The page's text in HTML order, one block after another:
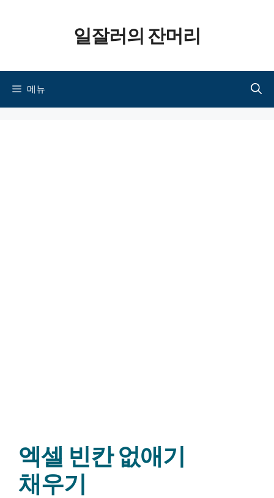
일잘러의 잔머리
메뉴
엑셀 빈칸 없애기
채우기